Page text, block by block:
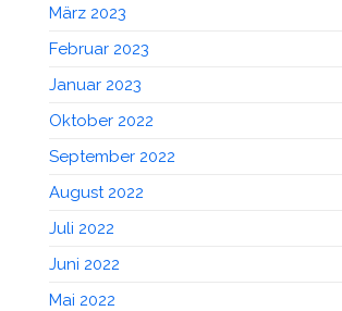
März 2023
Februar 2023
Januar 2023
Oktober 2022
September 2022
August 2022
Juli 2022
Juni 2022
Mai 2022